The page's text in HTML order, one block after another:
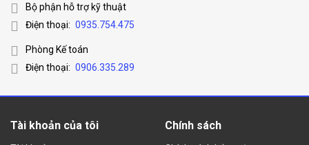
Bộ phận hỗ trợ kỹ thuật
Điện thoại: 0935.754.475
Phòng Kế toán
Điện thoại: 0906.335.289
Tài khoản của tôi Chính sách